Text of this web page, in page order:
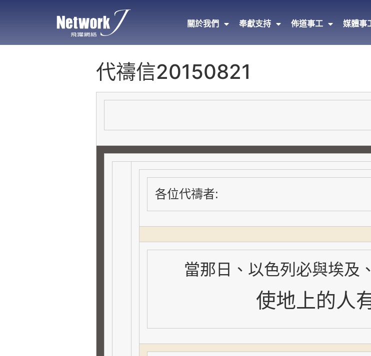
關於我們 奉獻支持 佈道事工 媒體事
代禱信20150821
各位代禱者:
當那日、以色列必與埃及
使地上的人